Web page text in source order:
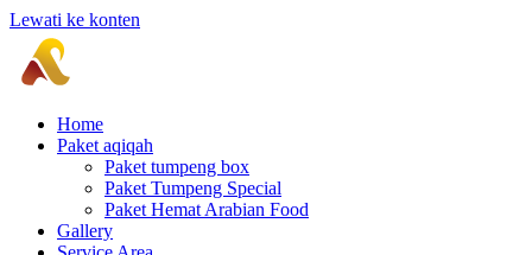
Lewati ke konten
Home
Paket aqiqah
Paket tumpeng box
Paket Tumpeng Special
Paket Hemat Arabian Food
Gallery